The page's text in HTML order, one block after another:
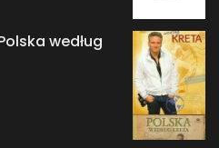
według